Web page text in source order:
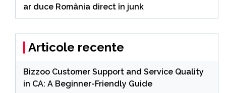
ar duce România direct în junk
Articole recente
Bizzoo Customer Support and Service Quality
in CA: A Beginner-Friendly Guide